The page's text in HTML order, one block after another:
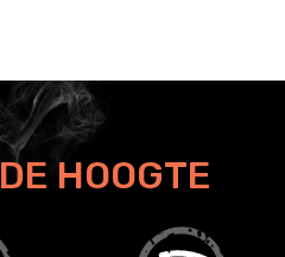
DE HOOGTE